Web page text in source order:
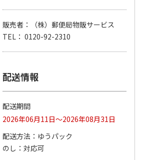
【グリーティング切
販売者：（株）郵便局物販サービス
TEL： 0120-92-2310
配送情報
配送期間
2026年06月11日～2026年08月31日
配送方法
ゆうパック
のし
対応可